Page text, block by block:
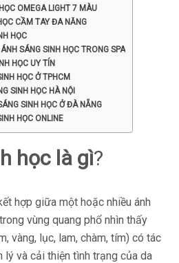
OMEGA LIGHT 7 MÀU
CẦM TAY ĐA NĂNG
HỌC
SÁNG SINH HỌC TRONG SPA
HỌC UY TÍN
HỌC Ở TPHCM
SINH HỌC HÀ NỘI
SINH HỌC Ở ĐÀ NẴNG
HỌC ONLINE
học là gì?
hợp giữa một hoặc nhiều ánh
vùng quang phổ nhìn thấy
vàng, lục, lam, chàm, tím) có tác
và cải thiện tình trạng của da